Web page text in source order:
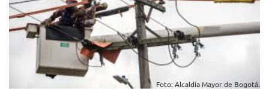
Foto: Alcaldía Mayor de Bogotá.